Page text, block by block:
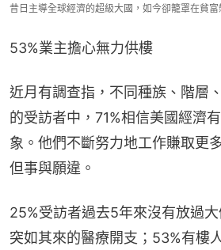
昔日主導全球經濟的超級大國，如今卻籠罩在貧富
53%業主擔心無力供樓
近月有調查指，不同種族、階層
的受訪者中，71%相信美國經濟
象。他們不斷努力地工作賺取更
但事與願違。
25%受訪者過去5年來沒有放過
突如其來的醫療開支；53%有樓